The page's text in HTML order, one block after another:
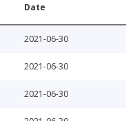
Date
2021-06-30
2021-06-30
2021-06-30